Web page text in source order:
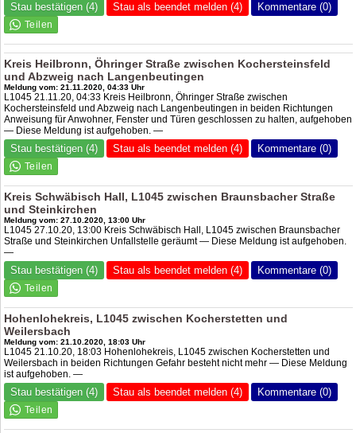
Stau bestätigen (4) Stau als beendet melden (4) Kommentare (0)
Kreis Heilbronn, Öhringer Straße zwischen Kochersteinsfeld
und Abzweig nach Langenbeutingen
Meldung vom: 21.11.2020, 04:33 Uhr
L1045 21.11.20, 04:33 Kreis Heilbronn, Öhringer Straße zwischen
Kochersteinsfeld und Abzweig nach Langenbeutingen in beiden Richtungen
Anweisung für Anwohner, Fenster und Türen geschlossen zu halten, aufgehoben
— Diese Meldung ist aufgehoben. —
Stau bestätigen (4) Stau als beendet melden (4) Kommentare (0)
Kreis Schwäbisch Hall, L1045 zwischen Braunsbacher Straße
und Steinkirchen
Meldung vom: 27.10.2020, 13:00 Uhr
L1045 27.10.20, 13:00 Kreis Schwäbisch Hall, L1045 zwischen Braunsbacher
Straße und Steinkirchen Unfallstelle geräumt — Diese Meldung ist aufgehoben.
—
Stau bestätigen (4) Stau als beendet melden (4) Kommentare (0)
Hohenlohekreis, L1045 zwischen Kocherstetten und
Weilersbach
Meldung vom: 21.10.2020, 18:03 Uhr
L1045 21.10.20, 18:03 Hohenlohekreis, L1045 zwischen Kocherstetten und
Weilersbach in beiden Richtungen Gefahr besteht nicht mehr — Diese Meldung
ist aufgehoben. —
Stau bestätigen (4) Stau als beendet melden (4) Kommentare (0)